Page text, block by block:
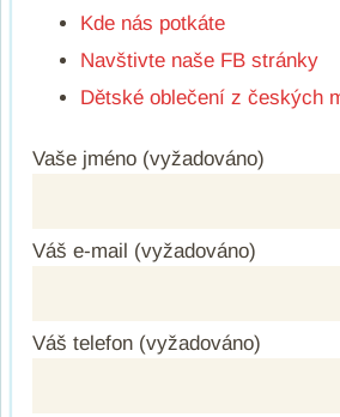
Kde nás potkáte
Navštivte naše FB stránky
Dětské oblečení z českých
Vaše jméno (vyžadováno)
Váš e-mail (vyžadováno)
Váš telefon (vyžadováno)